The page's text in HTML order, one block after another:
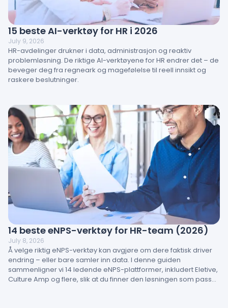
15 beste AI-verktøy for HR i 2026
July 9, 2026
HR-avdelinger drukner i data, administrasjon og reaktiv
problemløsning. De riktige AI-verktøyene for HR endrer det – de
beveger deg fra regneark og magefølelse til reell innsikt og
raskere beslutninger.
14 beste eNPS-verktøy for HR-team (2026)
July 8, 2026
Å velge riktig eNPS-verktøy kan avgjøre om dere faktisk driver
endring – eller bare samler inn data. I denne guiden
sammenligner vi 14 ledende eNPS-plattformer, inkludert Eletive,
Culture Amp og flere, slik at du finner den løsningen som passer